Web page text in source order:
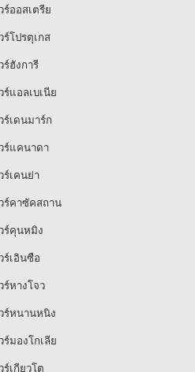
ร์ออสเตรีย
ร์โปรตุเกส
ร์ฮังการี
ร์แอลเบเนีย
ร์เดนมาร์ก
ร์แคนาดา
ร์เคนย่า
ร์คาซัคสถาน
ร์คุนหมิง
ร์เอินซือ
ร์หางโจว
ร์หนานหนิง
ร์มองโกเลีย
ร์เกียวโต